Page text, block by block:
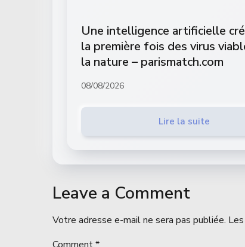
Une intelligence artificielle
la première fois des virus
la nature – parismatch.com
08/08/2026
Lire la suite
Leave a Comment
Votre adresse e-mail ne sera pas publiée.